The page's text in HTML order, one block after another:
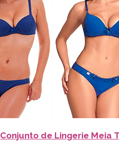
Conjunto de Lingerie Meia